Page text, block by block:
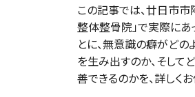
この記事では、廿日市市
整体整骨院」で実際に
とに、無意識の癖がどの
を生み出すのか、そして
善できるのかを、詳しくお